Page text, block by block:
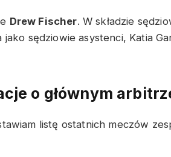
Drew Fischer. W składzie
sędziowie asystenci, Katia
o głównym
listę ostatnich meczów